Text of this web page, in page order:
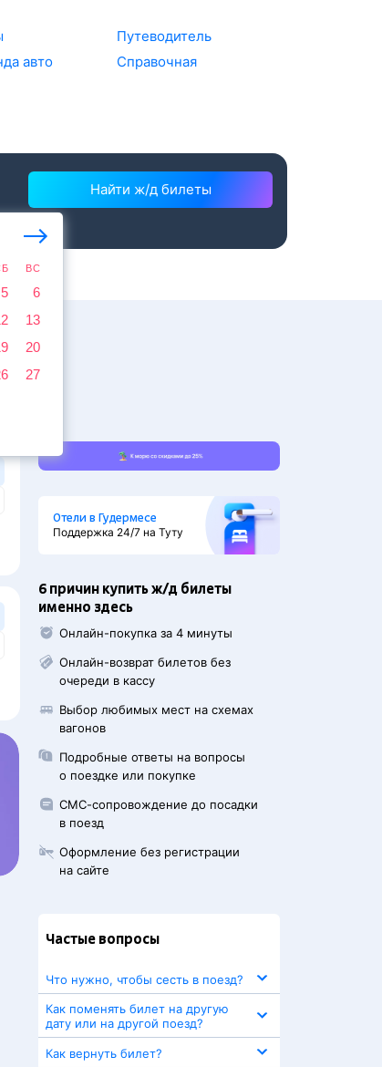
авто
Путеводитель
Справочная
ВС
5
6
13
20
27
Найти ж/д билеты
Отели в Гудермесе
Поддержка 24/7 на Туту
6 причин купить ж/д билеты
именно здесь
Онлайн-покупка за 4 минуты
Онлайн-возврат билетов без
очереди в кассу
Выбор любимых мест на схемах
вагонов
Подробные ответы на вопросы
о поездке или покупке
СМС-сопровождение до посадки
в поезд
Оформление без регистрации
на сайте
Частые вопросы
Что нужно, чтобы сесть в поезд?
Как поменять билет на другую
дату или на другой поезд?
Как вернуть билет?